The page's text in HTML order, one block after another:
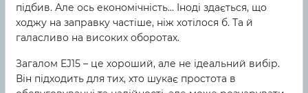
підбив. Але ось економічність... Іноді здається, що
ходжу на заправку частіше, ніж хотілося б. Та й
галасливо на високих оборотах.
Загалом EJ15 – це хороший, але не ідеальний вибір.
Він підходить для тих, хто шукає простота в